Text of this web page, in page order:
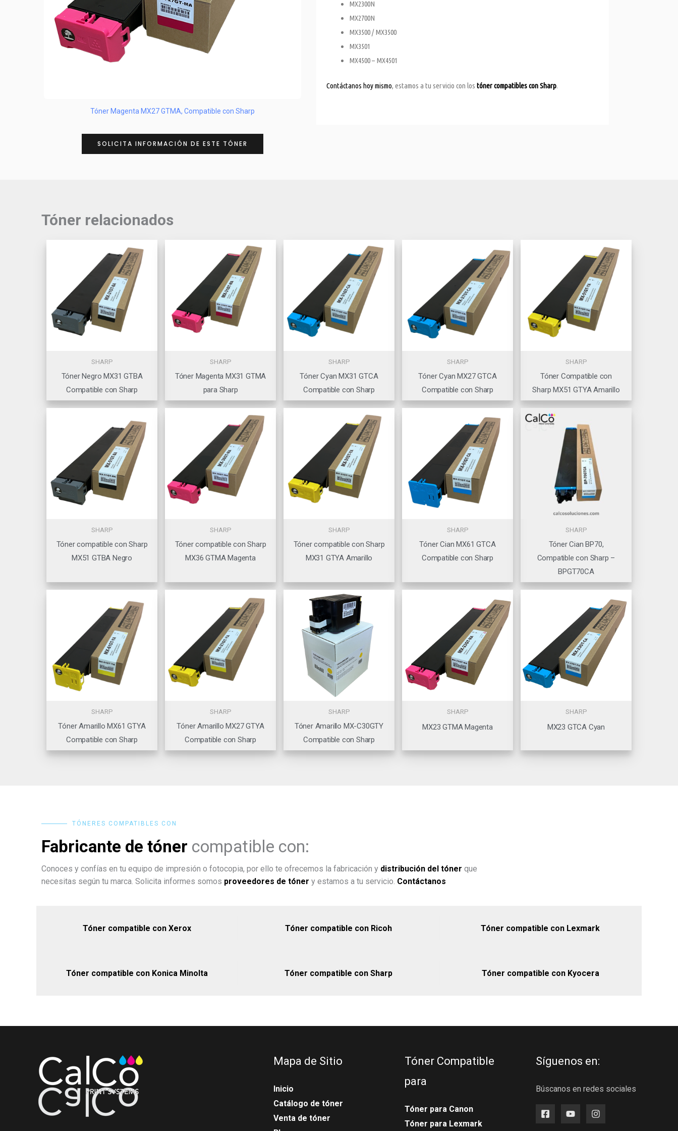
Tóner Magenta MX27 GTMA, Compatible con Sharp
SOLICITA INFORMACIÓN DE ESTE TÓNER
MX2300N
MX2700N
MX3500 / MX3500
MX3501
MX4500 – MX4501
Contáctanos hoy mismo, estamos a tu servicio con los tóner compatibles con Sharp.
Tóner relacionados
SHARP
Tóner Negro MX31 GTBA
Compatible con Sharp
SHARP
Tóner Magenta MX31 GTMA
para Sharp
SHARP
Tóner Cyan MX31 GTCA
Compatible con Sharp
SHARP
Tóner Cyan MX27 GTCA
Compatible con Sharp
SHARP
Tóner Compatible con
Sharp MX51 GTYA Amarillo
SHARP
Tóner compatible con Sharp
MX51 GTBA Negro
SHARP
Tóner compatible con Sharp
MX36 GTMA Magenta
SHARP
Tóner compatible con Sharp
MX31 GTYA Amarillo
SHARP
Tóner Cian MX61 GTCA
Compatible con Sharp
SHARP
Tóner Cian BP70,
Compatible con Sharp –
BPGT70CA
SHARP
Tóner Amarillo MX61 GTYA
Compatible con Sharp
SHARP
Tóner Amarillo MX27 GTYA
Compatible con Sharp
SHARP
Tóner Amarillo MX-C30GTY
Compatible con Sharp
SHARP
MX23 GTMA Magenta
SHARP
MX23 GTCA Cyan
TÓNERES COMPATIBLES CON
Fabricante de tóner compatible con:
Conoces y confías en tu equipo de impresión o fotocopia, por ello te ofrecemos la fabricación y distribución del tóner que
necesitas según tu marca. Solicita informes somos proveedores de tóner y estamos a tu servicio. Contáctanos
Tóner compatible con Xerox Tóner compatible con Ricoh Tóner compatible con Lexmark
Tóner compatible con Konica Minolta Tóner compatible con Sharp Tóner compatible con Kyocera
Mapa de Sitio
Inicio
Catálogo de tóner
Venta de tóner
Tóner Compatible
para
Tóner para Canon
Tóner para Lexmark
Síguenos en:
Búscanos en redes sociales